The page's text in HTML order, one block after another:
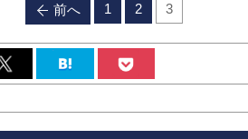
前へ 1 2 3